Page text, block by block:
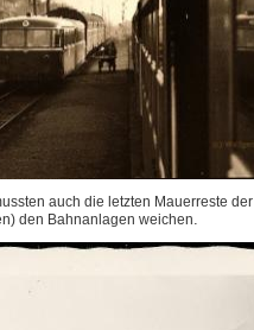
auch die letzten Mauerreste der
den Bahnanlagen weichen.